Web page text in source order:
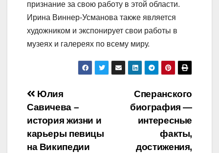
признание за свою работу в этой области.
Ирина Виннер-Усманова также является
художником и экспонирует свои работы в
музеях и галереях по всему миру.
Навигация
по
записям
Сперанского
биография —
интересные
факты,
достижения,
Юлия
Савичева –
история жизни и
карьеры певицы
на Википедии